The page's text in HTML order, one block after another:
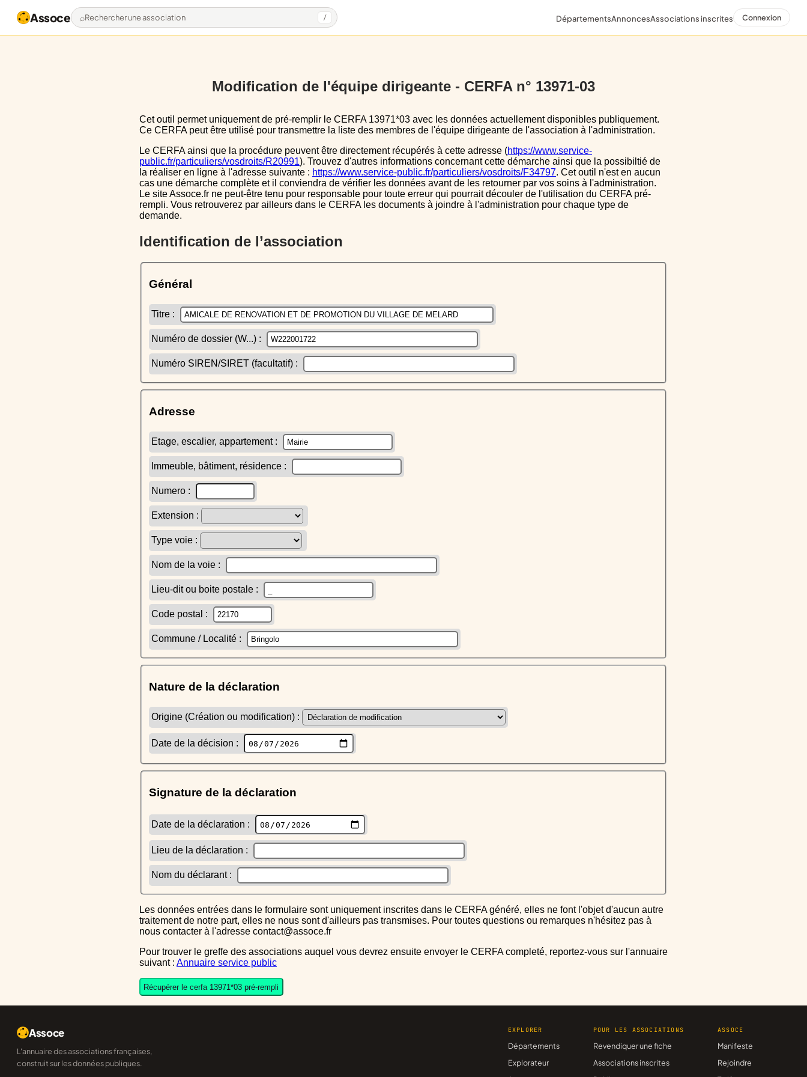
Assoce Rechercher une association / DépartementsAnnoncesAssociations inscrites Connexion
Modification de l'équipe dirigeante - CERFA n° 13971-03
Cet outil permet uniquement de pré-remplir le CERFA 13971*03 avec les données actuellement disponibles publiquement.
Ce CERFA peut être utilisé pour transmettre la liste des membres de l'équipe dirigeante de l'association à l'administration.
Le CERFA ainsi que la procédure peuvent être directement récupérés à cette adresse (https://www.service-
public.fr/particuliers/vosdroits/R20991). Trouvez d'autres informations concernant cette démarche ainsi que la possibiltié de
la réaliser en ligne à l'adresse suivante : https://www.service-public.fr/particuliers/vosdroits/F34797. Cet outil n'est en aucun
cas une démarche complète et il conviendra de vérifier les données avant de les retourner par vos soins à l'administration.
Le site Assoce.fr ne peut-être tenu pour responsable pour toute erreur qui pourrait découler de l'utilisation du CERFA pré-
rempli. Vous retrouverez par ailleurs dans le CERFA les documents à joindre à l'administration pour chaque type de
demande.
Identification de l’association
Général
Titre :
Numéro de dossier (W...) :
Numéro SIREN/SIRET (facultatif) :
Adresse
Etage, escalier, appartement :
Immeuble, bâtiment, résidence :
Numero :
Extension :
Type voie :
Nom de la voie :
Lieu-dit ou boite postale :
Code postal :
Commune / Localité :
Nature de la déclaration
Origine (Création ou modification) :
Date de la décision :
Signature de la déclaration
Date de la déclaration :
Lieu de la déclaration :
Nom du déclarant :
Les données entrées dans le formulaire sont uniquement inscrites dans le CERFA généré, elles ne font l'objet d'aucun autre
traitement de notre part, elles ne nous sont d'ailleurs pas transmises. Pour toutes questions ou remarques n'hésitez pas à
nous contacter à l'adresse contact@assoce.fr
Pour trouver le greffe des associations auquel vous devrez ensuite envoyer le CERFA completé, reportez-vous sur l'annuaire
suivant : Annuaire service public
Récupérer le cerfa 13971*03 pré-rempli
Assoce
L'annuaire des associations françaises,
construit sur les données publiques.
EXPLORER
Départements
Explorateur
POUR LES ASSOCIATIONS
Revendiquer une fiche
Associations inscrites
ASSOCE
Manifeste
Rejoindre